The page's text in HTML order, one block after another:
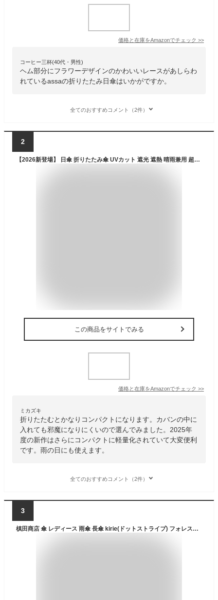
価格と在庫をAmazonでチェック >>
コーヒー三杯(40代・男性)
ヘム部分にフラワーデザインのかわいいレースがあしらわ
れているassaの折りたたみ日傘はいかがですか。
全てのおすすめコメント（2件）
2
【2026新登場】 日傘 折りたたみ傘 UVカット 遮光 遮熱 晴雨兼用 超軽量 コンパクト 紫外線遮断 日焼け防止 耐風撥水 梅雨対策 携帯便利 収納ポーチ付き メンズ レディース 男女兼用 母の日 父の日 プレゼント (白)
この商品をサイトでみる
価格と在庫をAmazonでチェック >>
ミカズキ
折りたたむとかなりコンパクトになります。カバンの中に
入れても邪魔になりにくいので選んでみました。2025年
度の新作はさらにコンパクトに軽量化されていて大変便利
です。雨の日にも使えます。
全てのおすすめコメント（2件）
3
槙田商店 傘 レディース 雨傘 長傘 kirie(ドットストライプ) フォレストグリーン uvカット加工 晴雨兼用 ジャンプ 日本製 03660209